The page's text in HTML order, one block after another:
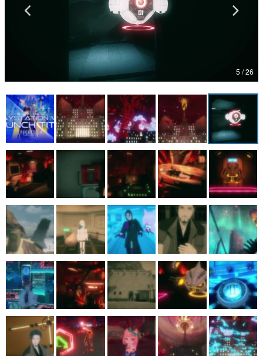
ゲームが変えた日本語
「経験値」「裏技」「ラスボス」… ゲームにまつわる言葉
の起源や用法の変遷を、コンピューター文化史研究家・タ
イニーP氏が徹底調査。
カテゴリ
マンガ
女性向け
アプリレビュー
その他
電ファミニコゲーマーとは？
運営：株式会社マレ
5 / 26